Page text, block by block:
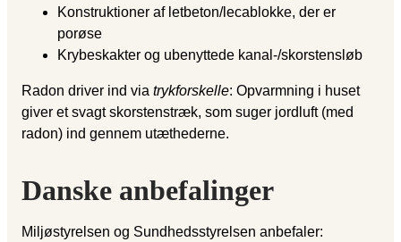
Konstruktioner af letbeton/lecablokke, der er
porøse
Krybeskakter og ubenyttede kanal-/skorstensløb
Radon driver ind via trykforskelle: Opvarmning i huset
giver et svagt skorstenstræk, som suger jordluft (med
radon) ind gennem utæthederne.
Danske anbefalinger
Miljøstyrelsen og Sundhedsstyrelsen anbefaler: